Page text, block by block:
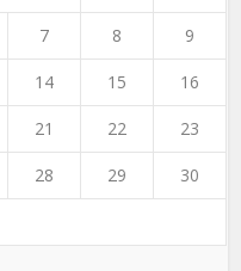
7 8 9
14 15 16
21 22 23
28 29 30